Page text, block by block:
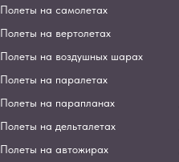
Полеты на самолетах
Полеты на вертолетах
Полеты на воздушных шарах
Полеты на паралетах
Полеты на парапланах
Полеты на дельталетах
Полеты на автожирах